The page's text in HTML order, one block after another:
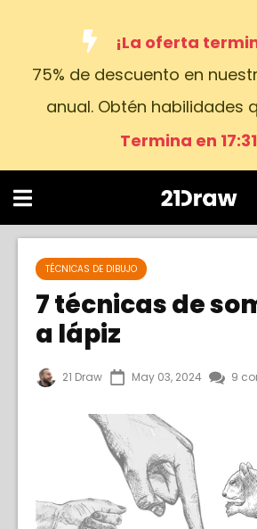
¡La oferta
75% de descuento en
anual. Obtén habilidades
Termina en
Cursos
Sobre nosotros
Iniciar sesión
Español
TÉCNICAS DE DIBUJO
7 técnicas de
a lápiz
21 Draw May 03, 2024 9